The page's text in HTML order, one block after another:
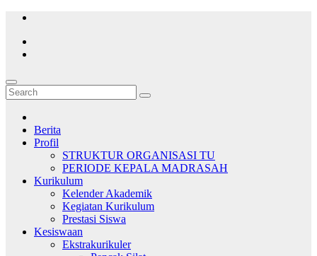
Skip
content
Berita
Profil
STRUKTUR ORGANISASI TU
PERIODE KEPALA MADRASAH
Kurikulum
Kelender Akademik
Kegiatan Kurikulum
Prestasi Siswa
Kesiswaan
Ekstrakurikuler